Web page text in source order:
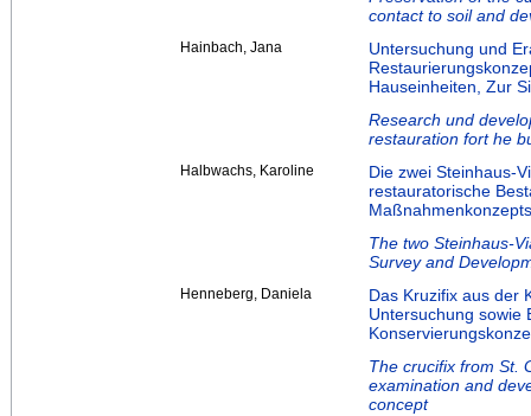
contact to soil and
Hainbach, Jana
Untersuchung und
Hauseinheiten, Zur
Research und
restauration fort he
Halbwachs, Karoline
Die zwei Steinhaus-
restauratorische
Maßnahmenkonzepts
The two Steinhaus-
Survey and
Henneberg, Daniela
Das Kruzifix aus der
Untersuchung sowie
The crucifix from St.
examination and
concept